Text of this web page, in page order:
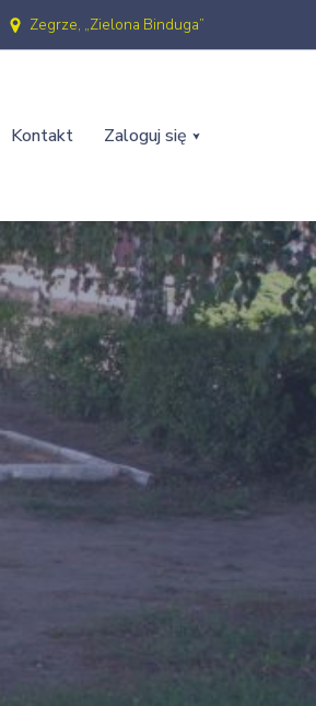
Zegrze, „Zielona Binduga”
Kontakt Zaloguj się